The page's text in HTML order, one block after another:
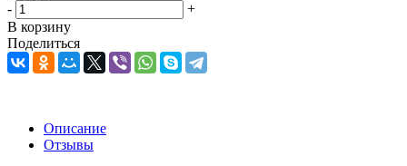
-
+
В корзину
Поделиться
Описание
Отзывы